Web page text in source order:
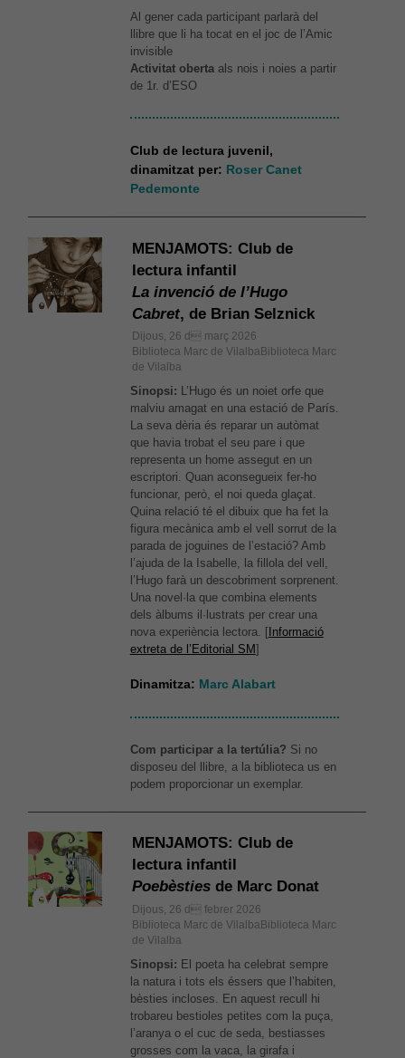
Al gener cada participant parlarà del
llibre que li ha tocat en el joc de l’Amic
invisible
Activitat obertaals nois i noies a partir
de 1r. d’ESO
Club de lectura juvenil,
dinamitzat per: Roser Canet
Pedemonte
MENJAMOTS: Club de
lectura infantil
La invenció de l’Hugo
Cabret, de Brian Selznick
Dijous, 26 d març 2026
Biblioteca Marc de VilalbaBiblioteca Marc
de Vilalba
Sinopsi: L’Hugo és un noiet orfe que
malviu amagat en una estació de París.
La seva dèria és reparar un autòmat
que havia trobat el seu pare i que
representa un home assegut en un
escriptori. Quan aconsegueix fer-ho
funcionar, però, el noi queda glaçat.
Quina relació té el dibuix que ha fet la
figura mecànica amb el vell sorrut de la
parada de joguines de l’estació? Amb
l’ajuda de la Isabelle, la fillola del vell,
l’Hugo farà un descobriment sorprenent.
Una novel·la que combina elements
dels àlbums il·lustrats per crear una
nova experiència lectora. [Informació
extreta de l’Editorial SM]
Dinamitza: Marc Alabart
Com participar a la tertúlia? Si no
disposeu del llibre, a la biblioteca us en
podem proporcionar un exemplar.
MENJAMOTS: Club de
lectura infantil
Poebèstiesde Marc Donat
Dijous, 26 d febrer 2026
Biblioteca Marc de VilalbaBiblioteca Marc
de Vilalba
Sinopsi: El poeta ha celebrat sempre
la natura i tots els éssers que l’habiten,
bèsties incloses. En aquest recull hi
trobareu bestioles petites com la puça,
l’aranya o el cuc de seda, bestiasses
grosses com la vaca, la girafa i